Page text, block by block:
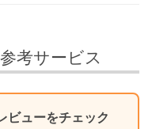
考サービス
ビューをチェック